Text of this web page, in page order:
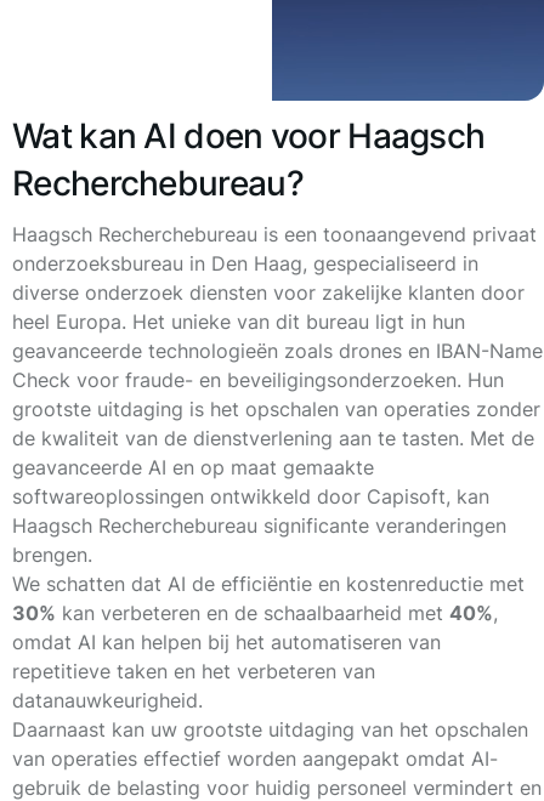
Wat kan AI doen voor Haagsch
Recherchebureau?
Haagsch Recherchebureau is een toonaangevend privaat
onderzoeksbureau in Den Haag, gespecialiseerd in
diverse onderzoek diensten voor zakelijke klanten door
heel Europa. Het unieke van dit bureau ligt in hun
geavanceerde technologieën zoals drones en IBAN-Name
Check voor fraude- en beveiligingsonderzoeken. Hun
grootste uitdaging is het opschalen van operaties zonder
de kwaliteit van de dienstverlening aan te tasten. Met de
geavanceerde AI en op maat gemaakte
softwareoplossingen ontwikkeld door Capisoft, kan
Haagsch Recherchebureau significante veranderingen
brengen.
We schatten dat AI de efficiëntie en kostenreductie met
30% kan verbeteren en de schaalbaarheid met 40%,
omdat AI kan helpen bij het automatiseren van
repetitieve taken en het verbeteren van
datanauwkeurigheid.
Daarnaast kan uw grootste uitdaging van het opschalen
van operaties effectief worden aangepakt omdat AI-
gebruik de belasting voor huidig personeel vermindert en